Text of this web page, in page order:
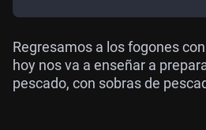
Regresamos a los fogones
hoy nos va a enseñar a
pescado, con sobras de